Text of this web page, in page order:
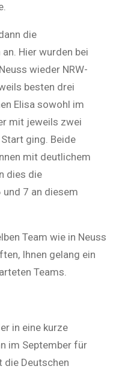
die
Hier wurden bei
wieder NRW-
besten drei
Elisa sowohl im
mit jeweils zwei
ging. Beide
mit deutlichem
dies die
7 an diesem
Team wie in Neuss
Ihnen gelang ein
Teams.
in eine kurze
im September für
die Deutschen